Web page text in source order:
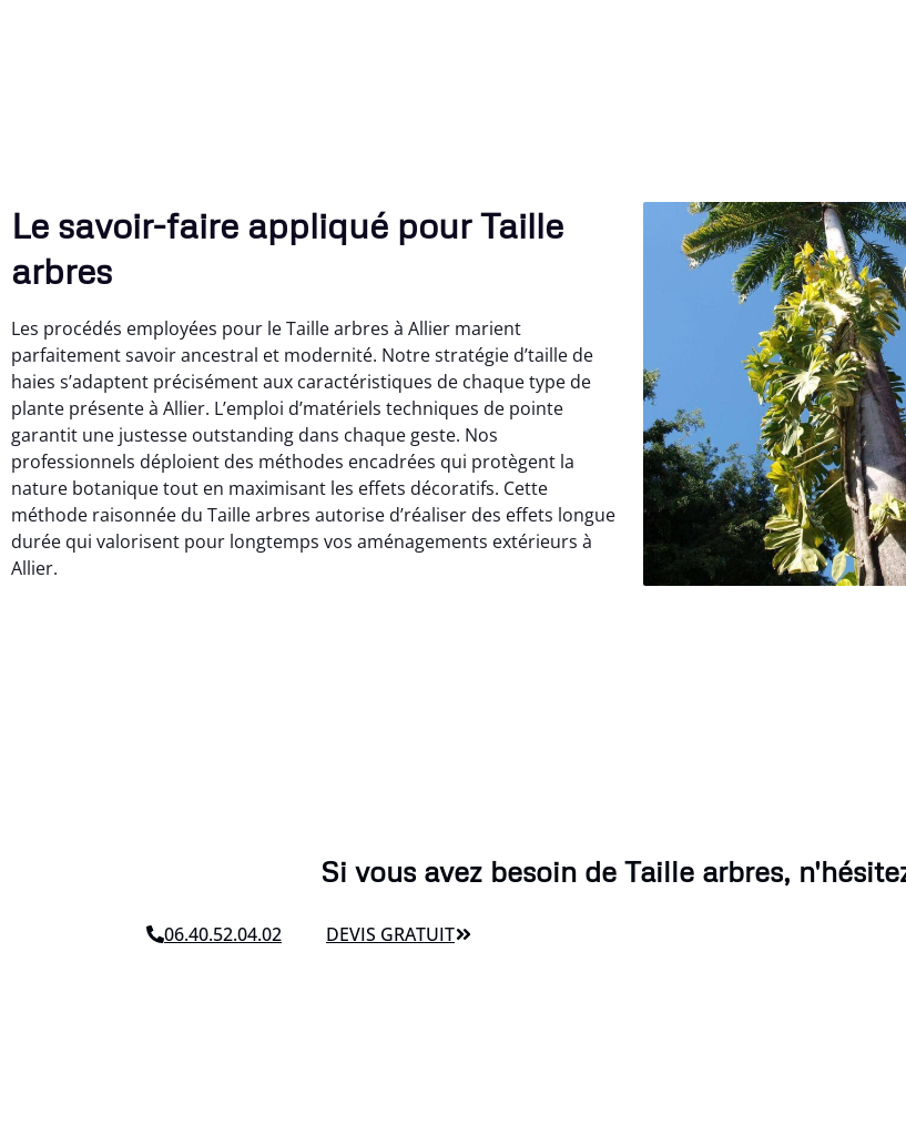
Le savoir-faire appliqué pour Taille
arbres
Les procédés employées pour le Taille arbres à Allier marient
parfaitement savoir ancestral et modernité. Notre stratégie d’taille de
haies s’adaptent précisément aux caractéristiques de chaque type de
plante présente à Allier. L’emploi d’matériels techniques de pointe
garantit une justesse outstanding dans chaque geste. Nos
professionnels déploient des méthodes encadrées qui protègent la
nature botanique tout en maximisant les effets décoratifs. Cette
méthode raisonnée du Taille arbres autorise d’réaliser des effets longue
durée qui valorisent pour longtemps vos aménagements extérieurs à
Allier.
Si vous avez besoin de Taille arbres,
06.40.52.04.02 DEVIS GRATUIT